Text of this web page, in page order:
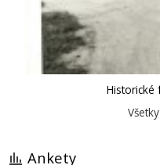
Historické
Ankety